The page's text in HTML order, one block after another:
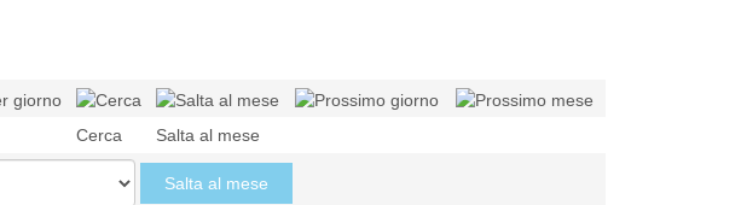
Cerca Salta al mese
Salta al mese